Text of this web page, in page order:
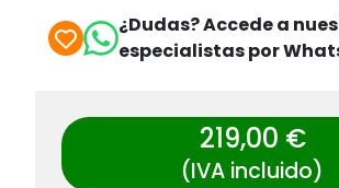
¿Dudas? Accede a
especialistas por
219,00 €
(IVA incluido)